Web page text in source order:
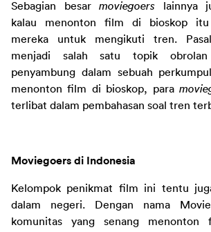
Sebagian besar moviegoers
lainnya
kalau menonton film di bioskop itu
mereka untuk mengikuti tren.
menjadi salah satu topik
penyambung dalam sebuah
menonton film di bioskop, para
terlibat dalam pembahasan soal tren
Moviegoers di Indonesia
Kelompok penikmat film ini tentu
dalam negeri. Dengan nama
komunitas yang senang menonton